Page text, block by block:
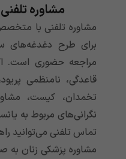
مشاوره
مشاوره تلفنی با
برای طرح دغدغه‌های
مراجعه حضوری است.
قاعدگی، نامنظمی
تخمدان، کیست،
نگرانی‌های مربوط به
تماس تلفنی می‌توانید
مشاوره پزشکی زنان به